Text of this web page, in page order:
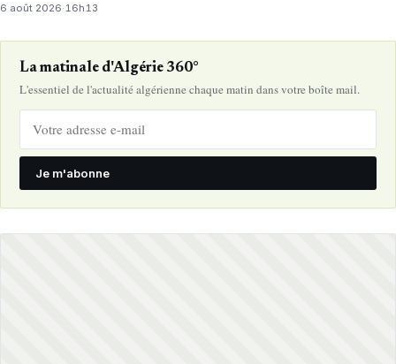
6 août 2026·16h13
La matinale d'Algérie 360°
L'essentiel de l'actualité algérienne chaque matin dans votre boîte mail.
Je m'abonne